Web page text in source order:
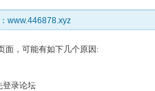
www.446878.xyz
面，可能有如下几个原因:
登录论坛